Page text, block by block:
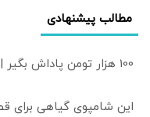
مطالب پیشنهادی
100 هزار تومن پاداش بگیر | ثبت نام کن
این شامپوی گیاهی برای